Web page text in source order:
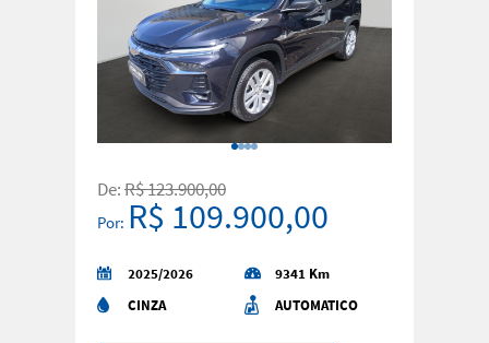
De:R$ 123.900,00
Por: R$ 109.900,00
2025/2026
9341 Km
CINZA
AUTOMATICO